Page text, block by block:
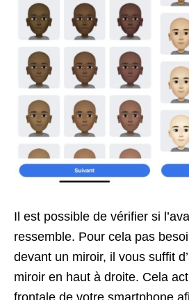
Il est possible de vérifier si
ressemble. Pour cela pas
devant un miroir, il vous suffit
miroir en haut à droite. Cela
frontale de votre smartphone